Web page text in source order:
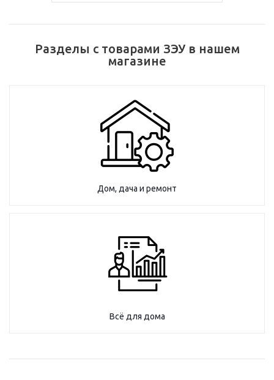
Разделы с товарами ЗЭУ в нашем
магазине
Дом, дача и ремонт
Всё для дома